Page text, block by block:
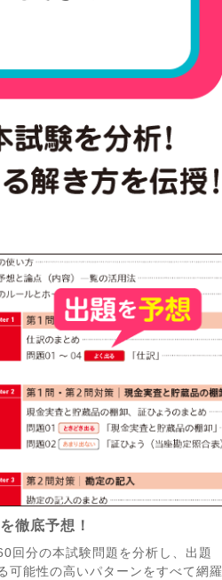
徹底予想！
回分の本試験問題を分析し、出題
可能性の高いパターンをすべて網羅